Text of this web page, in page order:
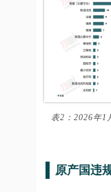
表2：2026年1
原产国违